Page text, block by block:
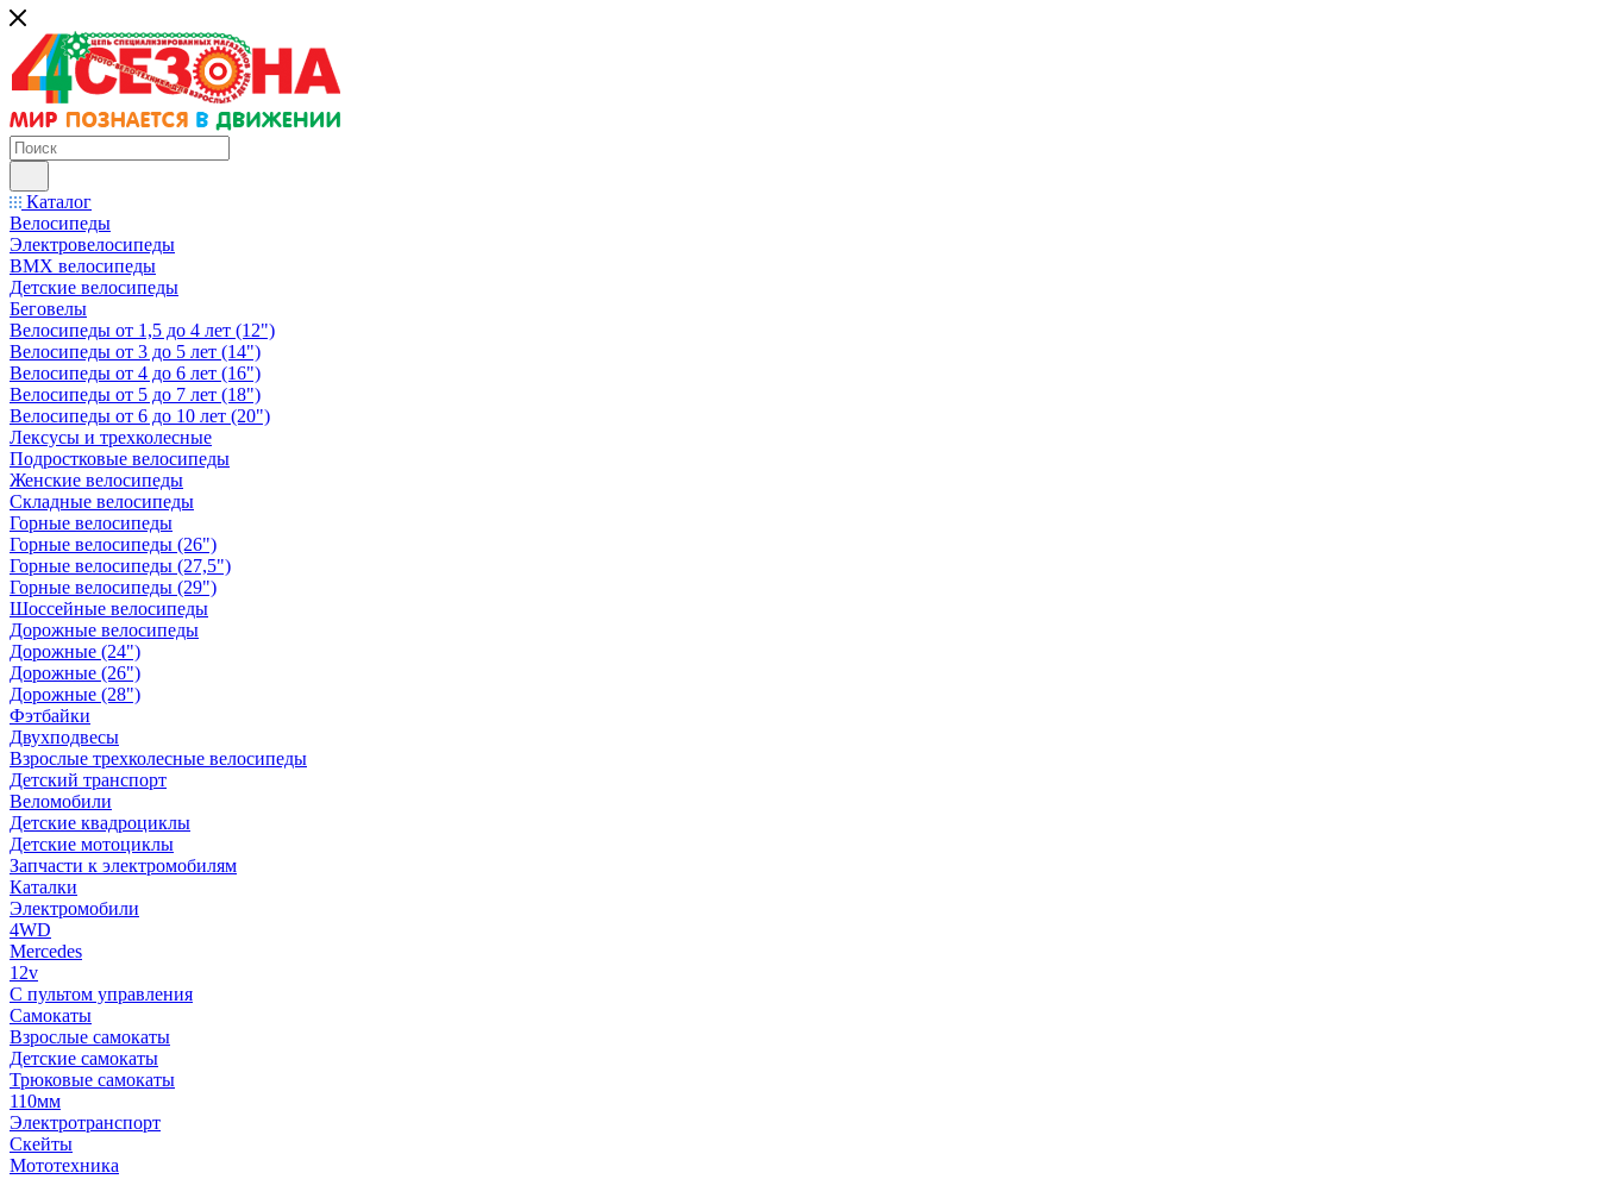
Каталог
Велосипеды
Электровелосипеды
BMX велосипеды
Детские велосипеды
Беговелы
Велосипеды от 1,5 до 4 лет (12")
Велосипеды от 3 до 5 лет (14")
Велосипеды от 4 до 6 лет (16")
Велосипеды от 5 до 7 лет (18")
Велосипеды от 6 до 10 лет (20")
Лексусы и трехколесные
Подростковые велосипеды
Женские велосипеды
Складные велосипеды
Горные велосипеды
Горные велосипеды (26")
Горные велосипеды (27,5")
Горные велосипеды (29")
Шоссейные велосипеды
Дорожные велосипеды
Дорожные (24")
Дорожные (26")
Дорожные (28")
Фэтбайки
Двухподвесы
Взрослые трехколесные велосипеды
Детский транспорт
Веломобили
Детские квадроциклы
Детские мотоциклы
Запчасти к электромобилям
Каталки
Электромобили
4WD
Mercedes
12v
С пультом управления
Самокаты
Взрослые самокаты
Детские самокаты
Трюковые самокаты
110мм
Электротранспорт
Скейты
Мототехника